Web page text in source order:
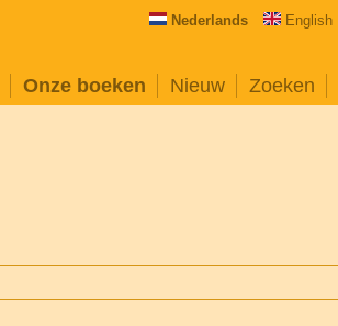
Nederlands English
Onze boeken Nieuw Zoeken